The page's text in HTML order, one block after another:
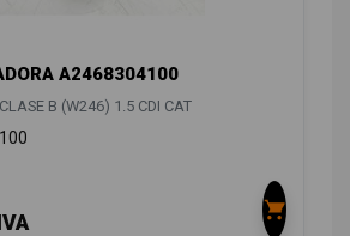
A2468304100
B (W246) 1.5 CDI CAT